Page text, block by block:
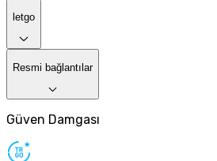
letgo
Resmi bağlantılar
Güven Damgası